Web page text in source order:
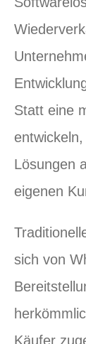
Statt eine
Lösungen
eigenen
sich von
Käufer